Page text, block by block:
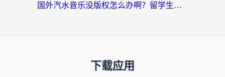
国外汽水音乐没版权怎么办啊？留学生亲测有效的回国加速攻略
下载应用